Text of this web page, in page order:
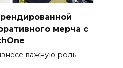
мерча с
важную роль